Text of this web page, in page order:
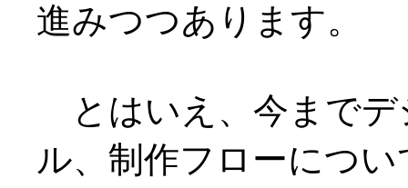
進みつつあります。
とはいえ、今までデ
ル、制作フローにつ